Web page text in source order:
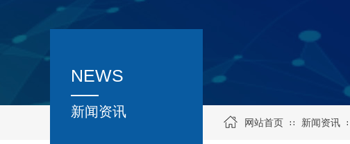
网站首页 ∷ 新闻资讯
NEWS
新闻资讯